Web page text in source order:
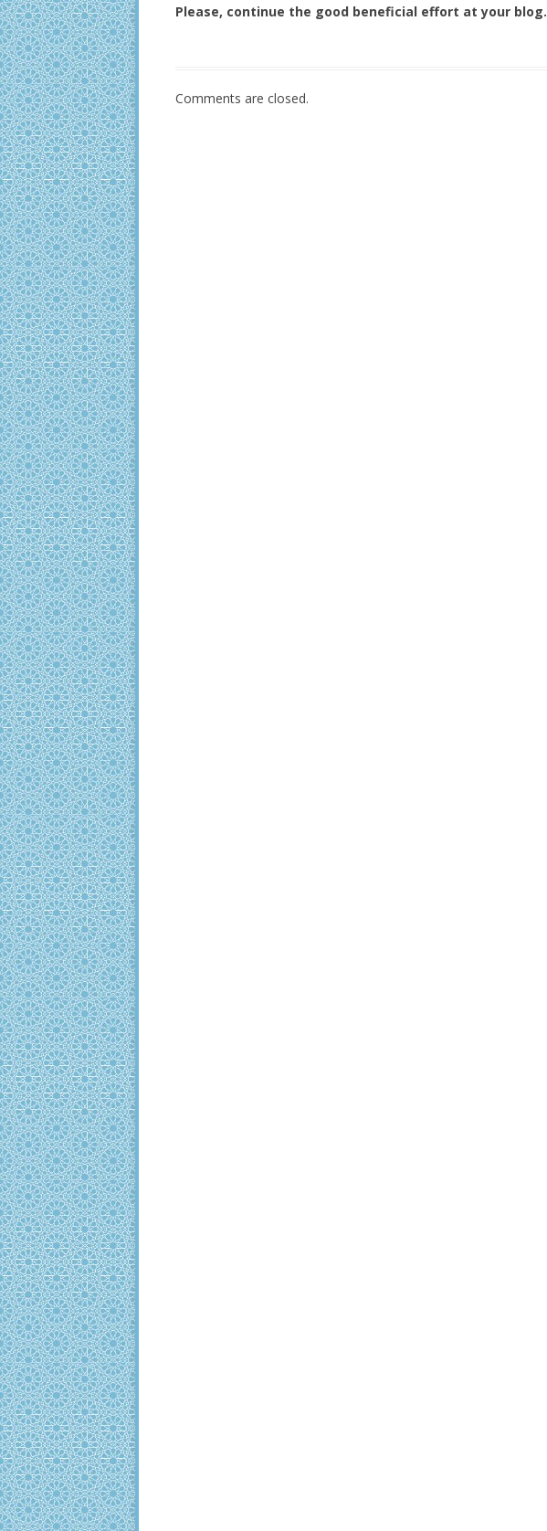
Please, continue the good beneficial effort at your blog.
Comments are closed.